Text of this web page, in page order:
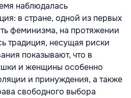
наблюдалась
в стране, одной из первых
феминизма, на протяжении
традиция, несущая риски
показывают, что в
и женщины особенно
и принуждения, а также
свободного выбора